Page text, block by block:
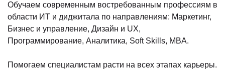
Обучаем современным востребованным профессиям в
области ИТ и диджитала по направлениям: Маркетинг,
Бизнес и управление, Дизайн и UX,
Программирование, Аналитика, Soft Skills, MBA.
Помогаем специалистам расти на всех этапах карьеры.